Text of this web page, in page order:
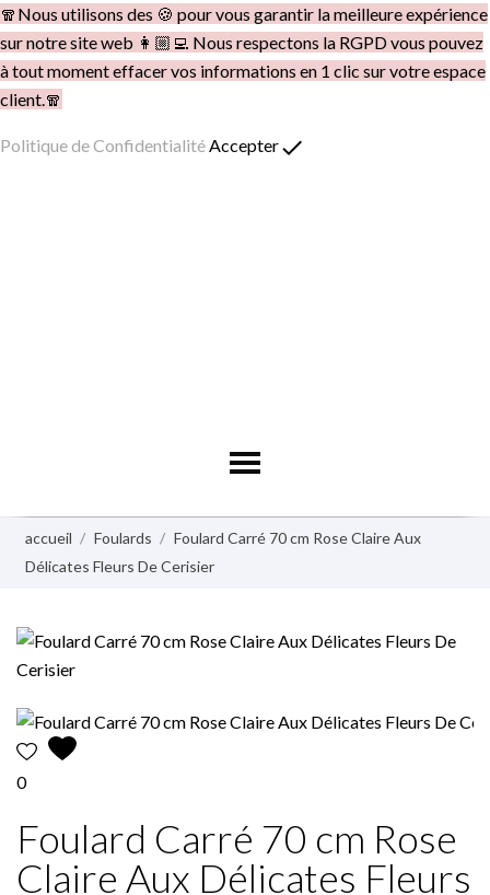
🧣Nous utilisons des 🍪 pour vous garantir la meilleure expérience
sur notre site web 👩🏼‍💻 Nous respectons la RGPD vous pouvez
à tout moment effacer vos informations en 1 clic sur votre espace
client.🧣
Politique de ConfidentialitéAccepterdone
accueil Foulards
Foulard Carré 70 cm Rose Claire Aux
Délicates Fleurs De Cerisier
0
Foulard Carré 70 cm Rose
Claire Aux Délicates Fleurs